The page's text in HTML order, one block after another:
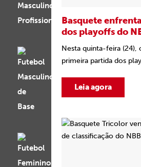
Basquete
dos playoffs do
Nesta quinta-feira (24),
primeira partida dos
Leia agora